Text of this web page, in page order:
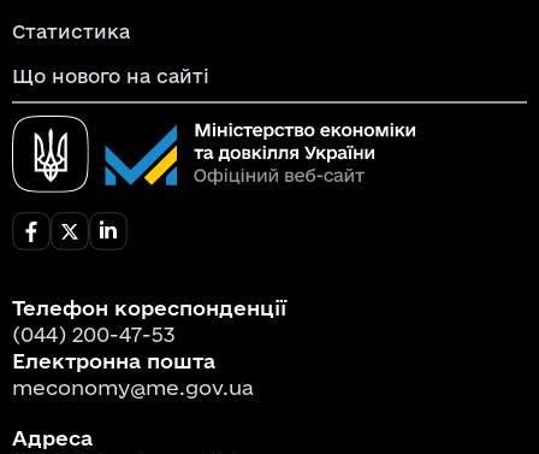
Статистика
Що нового на сайті
Телефон кореспонденції
(044) 200-47-53
Електронна пошта
meconomy@me.gov.ua
Адреса